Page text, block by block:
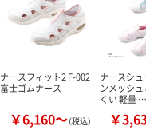
ナースフィット2 F-002
富士ゴムナース
￥6,160～（税込）
ナースシ
ンメッシ
くい 軽量 …
￥